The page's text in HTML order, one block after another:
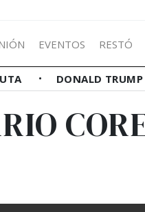
EVENTOS RESTÓ
DONALD TRUMP